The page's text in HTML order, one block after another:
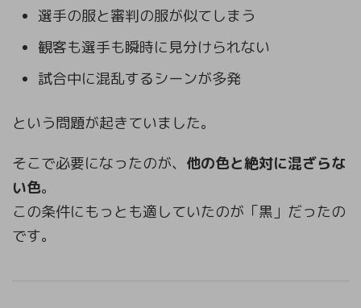
選手の服と審判の服が似てしまう
観客も選手も瞬時に見分けられない
試合中に混乱するシーンが多発
という問題が起きていました。
そこで必要になったのが、 他の色と絶対に混ざらな
い色。
この条件にもっとも適していたのが「黒」だったの
です。